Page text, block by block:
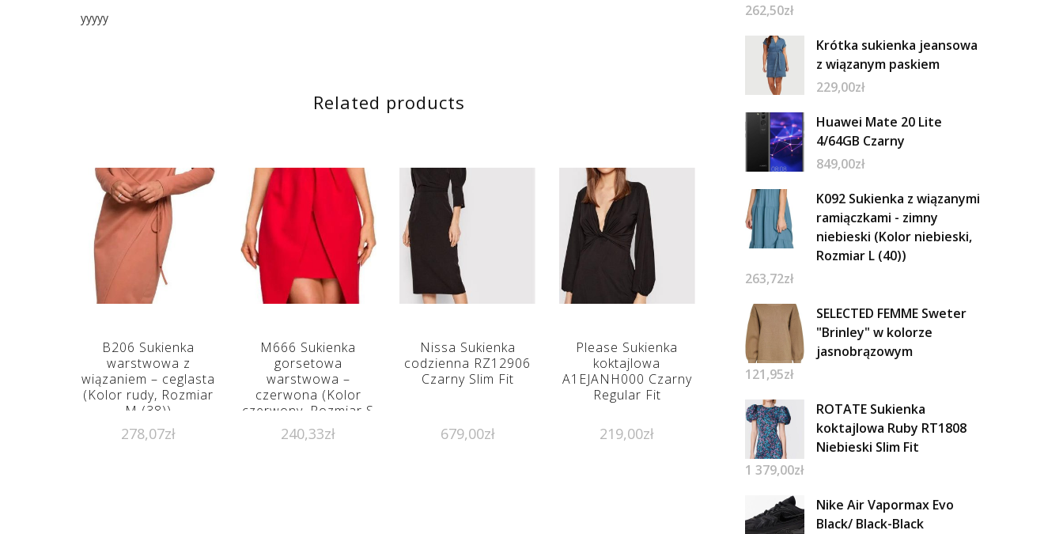
yyyyy
Related products
B206 Sukienka
warstwowa z
wiązaniem – ceglasta
(Kolor rudy, Rozmiar
M (38))
278,07zł
M666 Sukienka
gorsetowa
warstwowa –
czerwona (Kolor
czerwony, Rozmiar S
(36))
240,33zł
Nissa Sukienka
codzienna RZ12906
Czarny Slim Fit
679,00zł
Please Sukienka
koktajlowa
A1EJANH000 Czarny
Regular Fit
219,00zł
262,50zł
Krótka sukienka jeansowa
z wiązanym paskiem
229,00zł
Huawei Mate 20 Lite
4/64GB Czarny
849,00zł
K092 Sukienka z wiązanymi
ramiączkami - zimny
niebieski (Kolor niebieski,
Rozmiar L (40))
263,72zł
SELECTED FEMME Sweter
"Brinley" w kolorze
jasnobrązowym
121,95zł
ROTATE Sukienka
koktajlowa Ruby RT1808
Niebieski Slim Fit
1 379,00zł
Nike Air Vapormax Evo
Black/ Black-Black